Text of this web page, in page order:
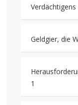
Geldgier, die
1